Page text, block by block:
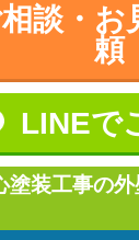
談・ お
頼
LINEで
塗装工事の